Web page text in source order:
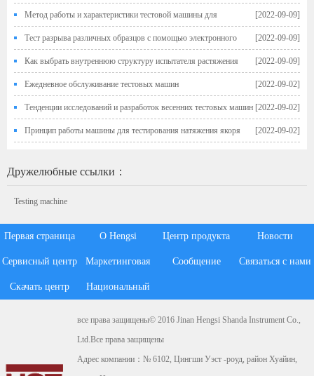
терминала [2022-09-09]
Метод работы и характеристики тестовой машины для
выступления чашки [2022-09-09]
Тест разрыва различных образцов с помощью электронного
универсального тестирования [2022-09-09]
Как выбрать внутреннюю структуру испытателя растяжения
[2022-09-02]
Ежедневное обслуживание тестовых машин
[2022-09-02]
Тенденции исследований и разработок весенних тестовых машин
[2022-09-02]
Принцип работы машины для тестирования натяжения якоря
Дружелюбные ссылки：
Testing machine
Первая страница О Hengsi Центр продукта Новости
Сервисный центр Маркетинговая
система
Сообщение Связаться с нами
Скачать центр Национальный
все права защищены© 2016 Jinan Hengsi Shanda Instrument Co.,
Ltd.Все права защищены
Адрес компании：№ 6102, Цингши Уэст -роуд, район Хуайин,